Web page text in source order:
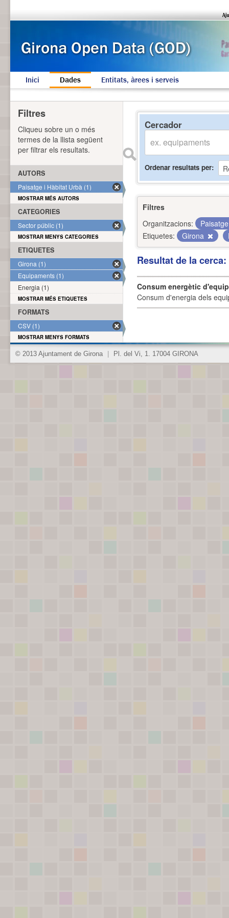
Inici Dades Entitats, àrees i serveis
Cercador
Ordenar resultats per
Filtres
Organitzacions:
Etiquetes:
Girona
Resultat de la
Consum energètic
Consum d'energia dels
Filtres
Cliqueu sobre un o més
termes de la llista següent
per filtrar els resultats.
AUTORS
Paisatge i Hàbitat Urbà (1)
MOSTRAR MÉS AUTORS
CATEGORIES
Sector públic (1)
MOSTRAR MENYS CATEGORIES
ETIQUETES
Girona (1)
Equipaments (1)
Energia (1)
MOSTRAR MÉS ETIQUETES
FORMATS
CSV (1)
MOSTRAR MENYS FORMATS
© 2013 Ajuntament de Girona Pl. del Vi, 1. 17004 GIRONA